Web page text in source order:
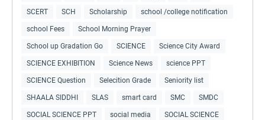
SCERT SCH Scholarship school /college notification
school Fees School Morning Prayer
School up Gradation Go SCIENCE Science City Award
SCIENCE EXHIBITION Science News science PPT
SCIENCE Question Selecition Grade Seniority list
SHAALA SIDDHI SLAS smart card SMC SMDC
SOCIAL SCIENCE PPT social media SOCIAL SCIENCE